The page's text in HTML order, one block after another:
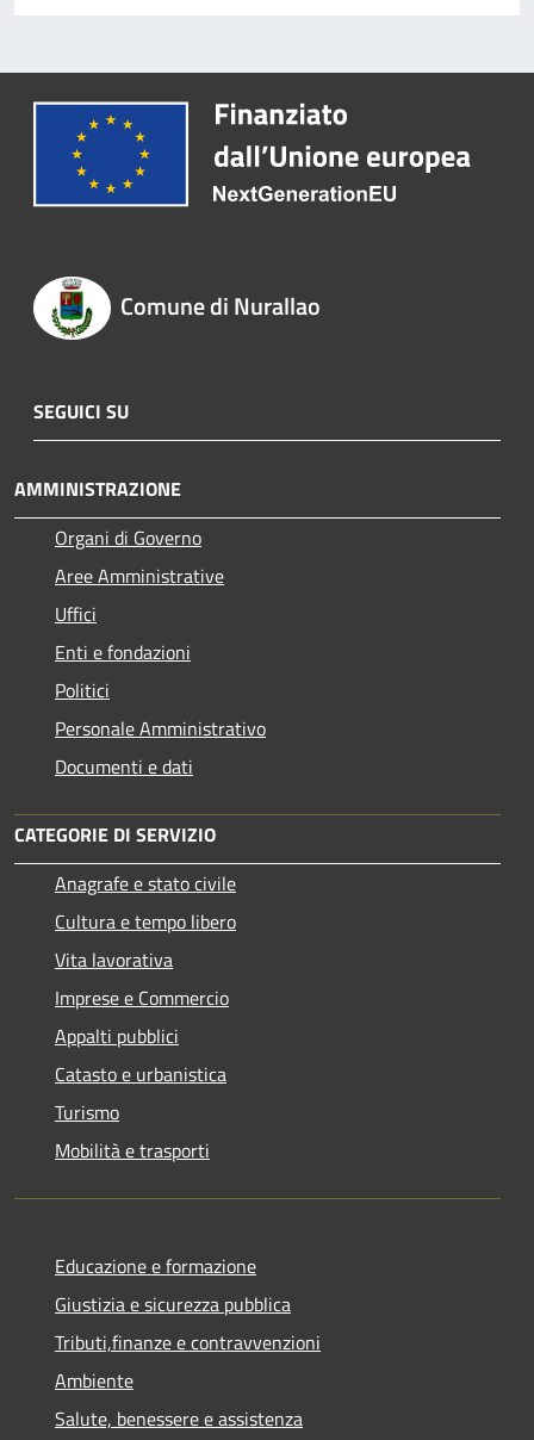
Comune di Nurallao
SEGUICI SU
AMMINISTRAZIONE
Organi di Governo
Aree Amministrative
Uffici
Enti e fondazioni
Politici
Personale Amministrativo
Documenti e dati
CATEGORIE DI SERVIZIO
Anagrafe e stato civile
Cultura e tempo libero
Vita lavorativa
Imprese e Commercio
Appalti pubblici
Catasto e urbanistica
Turismo
Mobilità e trasporti
Educazione e formazione
Giustizia e sicurezza pubblica
Tributi,finanze e contravvenzioni
Ambiente
Salute, benessere e assistenza